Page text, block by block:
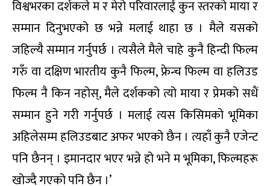
विश्वभरका दर्शकले म र मेरो परिवारलाई कुन स्तरको माया र
सम्मान दिनुभएको छ भन्ने मलाई थाहा छ । मैले यसको
जहिल्यै सम्मान गर्नुपर्छ । त्यसैले मैले चाहे कुनै हिन्दी फिल्म
गरुँ वा दक्षिण भारतीय कुनै फिल्म, फ्रेन्च फिल्म वा हलिउड
फिल्म नै किन नहोस्, मैले दर्शकको त्यो माया र प्रेमको सधैं
सम्मान हुने गरी गर्नुपर्छ । मलाई त्यस किसिमको भूमिका
अहिलेसम्म हलिउडबाट अफर भएको छैन । त्यहाँ कुनै एजेन्ट
पनि छैनन् । इमानदार भएर भन्ने हो भने म भूमिका, फिल्महरू
खोज्दै गएको पनि छैन ।’